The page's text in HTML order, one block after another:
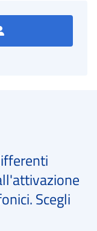
Scegli